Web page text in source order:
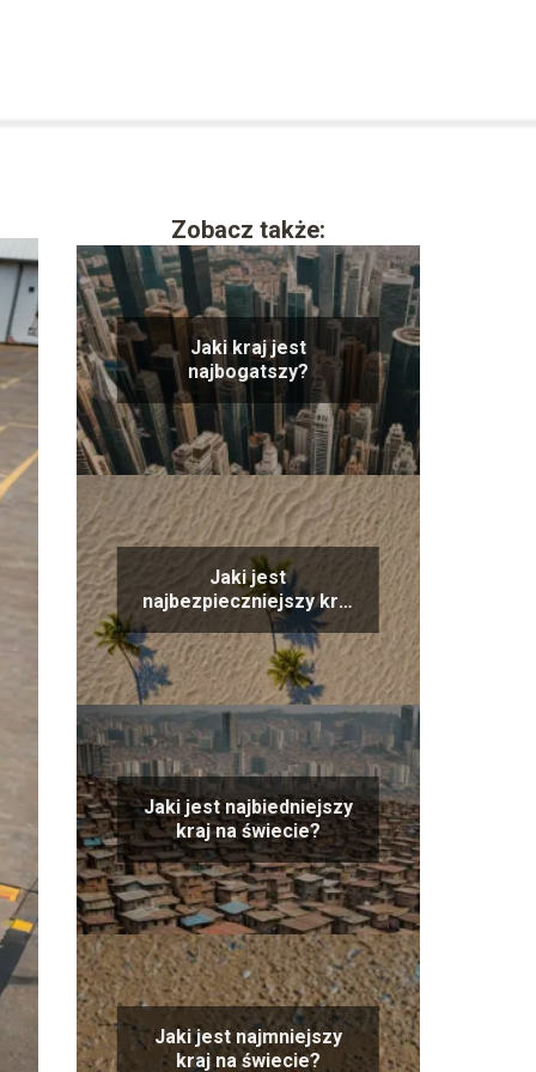
Zobacz także:
Jaki kraj jest
najbogatszy?
Jaki jest
najbezpieczniejszy kraj
na świecie?
Jaki jest najbiedniejszy
kraj na świecie?
Jaki jest najmniejszy
kraj na świecie?